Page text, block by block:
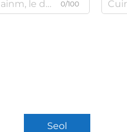
0/100
Seol